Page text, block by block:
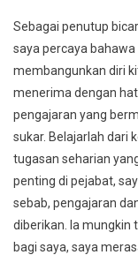
Sebagai penutup
saya percaya
membangunkan diri
menerima dengan
pengajaran yang
sukar. Belajarlah dari
tugasan seharian
penting di pejabat,
sebab, pengajaran
diberikan. Ia mungkin
bagi saya, saya